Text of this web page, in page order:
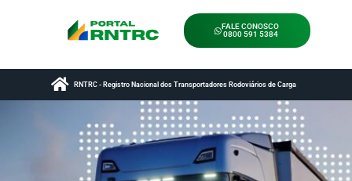
FALE CONOSCO
0800 591 5384
RNTRC - Registro Nacional dos Transportadores Rodoviários de Carga